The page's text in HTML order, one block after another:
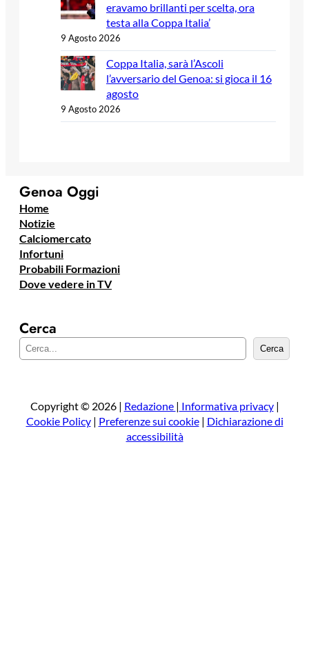
eravamo brillanti per scelta, ora
testa alla Coppa Italia’
9 Agosto 2026
Coppa Italia, sarà l’Ascoli
l’avversario del Genoa: si gioca il 16
agosto
9 Agosto 2026
Genoa Oggi
Home
Notizie
Calciomercato
Infortuni
Probabili Formazioni
Dove vedere in TV
Cerca
e
a
Cerca
Copyright © 2026 | Redazione | Informativa privacy|
Cookie Policy| Preferenze sui cookie| Dichiarazione di
accessibilità